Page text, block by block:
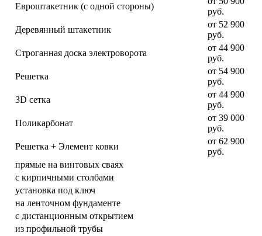
Евроштакетник (с одной стороны)
руб.
Деревянный штакетник
от 52 900
руб.
Строганная доска электроворота
от 44 900
руб.
Решетка
от 54 900
руб.
3D сетка
от 44 900
руб.
Поликарбонат
от 39 000
руб.
Решетка + Элемент ковки
от 62 900
руб.
прямые на винтовых сваях
с кирпичными столбами
установка под ключ
на ленточном фундаменте
с дистанционным открытием
из профильной трубы